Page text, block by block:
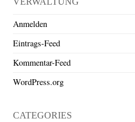
Anmelden
Eintrags-Feed
Kommentar-Feed
WordPress.org
CATEGORIES